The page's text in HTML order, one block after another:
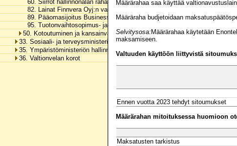
60. Siirrot hallinnonalan rahastoihin
82. Lainat Finnvera Oyj:n varainhankintaan
89. Pääomasijoitus Business Finland Venture Capital Oy:lle
95. Tuotonvaihtosopimus- ja suojausmenot
50. Kotoutuminen ja kansainvälinen osaaminen
33. Sosiaali- ja terveysministeriön hallinnonala
35. Ympäristöministeriön hallinnonala
36. Valtionvelan korot
Määrärahaa saa käyttää valtionavustuslain
Määräraha budjetoidaan
Selvitysosa:Määrärahaa käytetään
maksamiseen.
Valtuuden käyttöön liittyvistä
Ennen vuotta 2023 tehdyt sitoumukset
Määrärahan mitoituksessa huomioon
Maksatusten tarkistus